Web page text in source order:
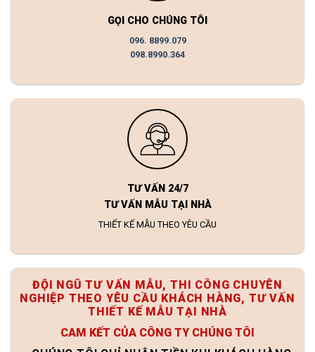
GỌI CHO CHÚNG TÔI
096. 8899.079
098.8990.364
TƯ VẤN 24/7
TƯ VẤN MẪU TẠI NHÀ
THIẾT KẾ MẪU THEO YÊU CẦU
ĐỘI NGŨ TƯ VẤN MẪU, THI CÔNG CHUYÊN
NGHIỆP THEO YÊU CẦU KHÁCH HÀNG, TƯ VẤN
THIẾT KẾ MẪU TẠI NHÀ
CAM KẾT CỦA CÔNG TY CHÚNG TÔI